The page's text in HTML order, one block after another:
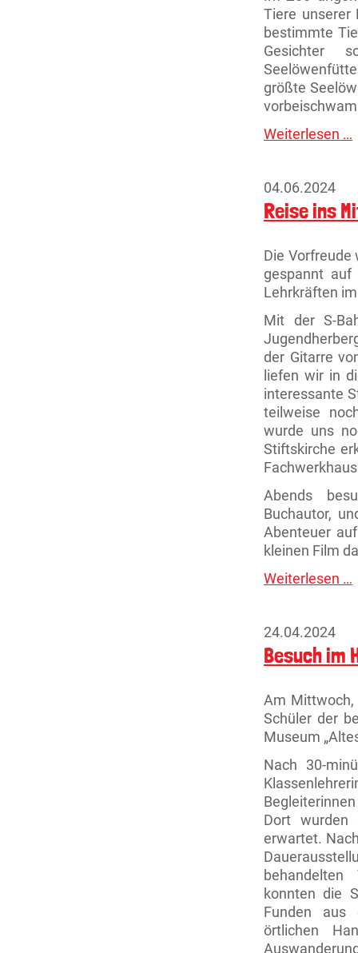
Tiere unserer
bestimmte
Gesichter
größte
Weiterlesen …
04.06.2024
Reise ins
Die
gespannt
Lehrkräften
Mit der S-
der Gitarre
liefen wir in
interessante
teilweise
wurde uns
Stiftskirche
Abends
Buchautor,
Abenteuer
kleinen Film
Weiterlesen …
24.04.2024
Besuch im
Am Mittwoch,
Schüler der
Museum
Nach 30-
Dort wurden
erwartet.
konnten die
Funden aus
örtlichen